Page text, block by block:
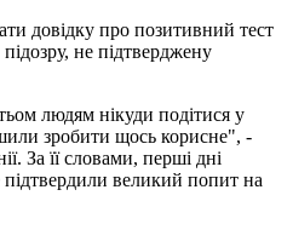
довідку про позитивний тест
не підтверджену
людям нікуди подітися у
зробити щось корисне", -
За її словами, перші дні
великий попит на